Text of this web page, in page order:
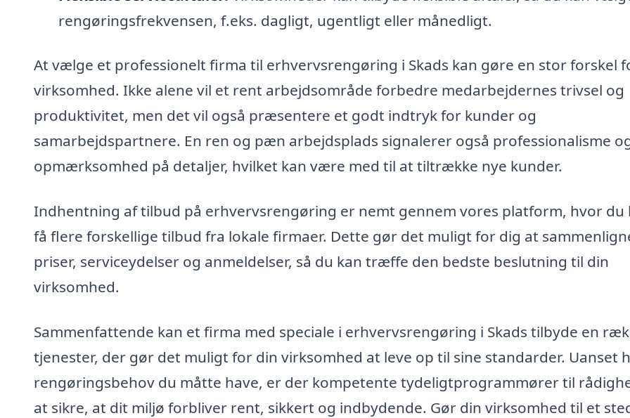
rengøringsfrekvensen, f.eks. dagligt, ugentligt eller månedligt.
At vælge et professionelt firma til erhvervsrengøring i Skads kan gøre en stor forskel
virksomhed. Ikke alene vil et rent arbejdsområde forbedre medarbejdernes trivsel og
produktivitet, men det vil også præsentere et godt indtryk for kunder og
samarbejdspartnere. En ren og pæn arbejdsplads signalerer også professionalisme
opmærksomhed på detaljer, hvilket kan være med til at tiltrække nye kunder.
Indhentning af tilbud på erhvervsrengøring er nemt gennem vores platform, hvor du
få flere forskellige tilbud fra lokale firmaer. Dette gør det muligt for dig at
priser, serviceydelser og anmeldelser, så du kan træffe den bedste beslutning til din
virksomhed.
Sammenfattende kan et firma med speciale i erhvervsrengøring i Skads tilbyde en
tjenester, der gør det muligt for din virksomhed at leve op til sine standarder. Uanset
rengøringsbehov du måtte have, er der kompetente tydeligtprogrammører til
at sikre, at dit miljø forbliver rent, sikkert og indbydende. Gør din virksomhed til et